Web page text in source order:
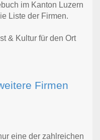
im Kanton Luzern
Liste der Firmen.
& Kultur für den Ort
Firmen
eine der zahlreichen